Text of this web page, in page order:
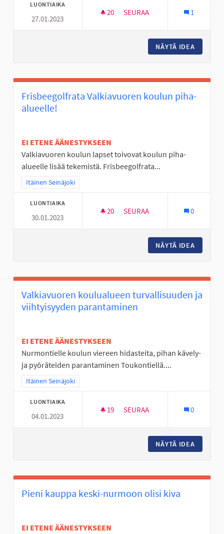
LUONTIAIKA
27.01.2023
20 20 SEURAAJAA
SEURAA 1
NÄYTÄ IDEA
Frisbeegolfrata Valkiavuoren koulun piha-
alueelle!
EI ETENE ÄÄNESTYKSEEN
Valkiavuoren koulun lapset toivovat koulun piha-
alueelle lisää tekemistä. Frisbeegolfrata...
Rajaa tulokset teeman mukaan: Itäinen Seinäjoki
Itäinen Seinäjoki
LUONTIAIKA
30.01.2023
20 20 SEURAAJAA
SEURAA 0
NÄYTÄ IDEA
Valkiavuoren koulualueen turvallisuuden ja
viihtyisyyden parantaminen
EI ETENE ÄÄNESTYKSEEN
Nurmontielle koulun viereen hidasteita, pihan kävely-
ja pyöräteiden parantaminen Toukontiellä....
Rajaa tulokset teeman mukaan: Itäinen Seinäjoki
Itäinen Seinäjoki
LUONTIAIKA
04.01.2023
19 19 SEURAAJAA
SEURAA 0
NÄYTÄ IDEA
Pieni kauppa keski-nurmoon olisi kiva
EI ETENE ÄÄNESTYKSEEN